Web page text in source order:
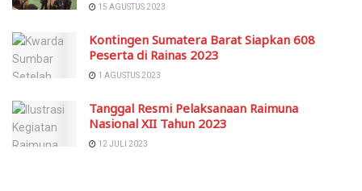
15 AGUSTUS 2023
Kontingen Sumatera Barat Siapkan 608
Peserta di Rainas 2023
1 AGUSTUS 2023
Tanggal Resmi Pelaksanaan Raimuna
Nasional XII Tahun 2023
12 JULI 2023